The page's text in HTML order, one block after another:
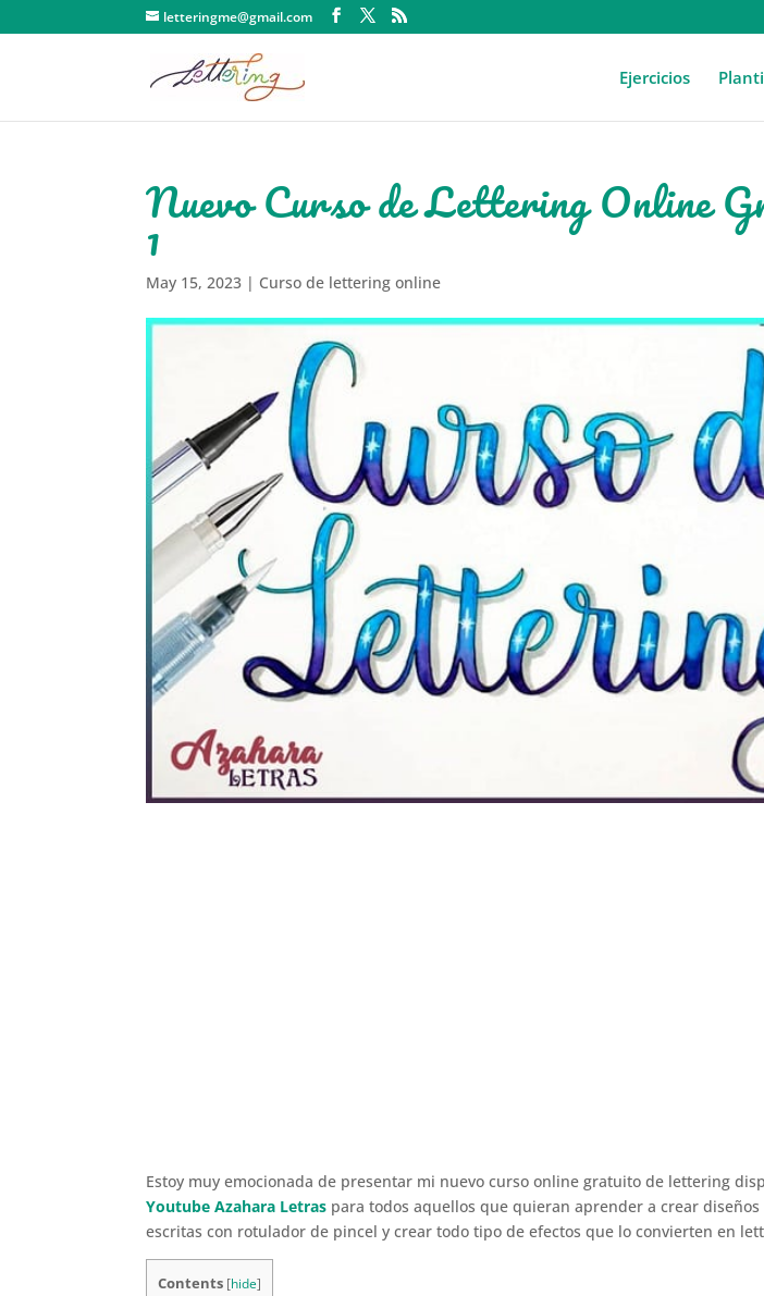
letteringme@gmail.com
Ejercicios
Nuevo Curso de Lettering Online
1
May 15, 2023 | Curso de lettering online
Estoy muy emocionada de presentar mi nuevo curso online gratuito de lettering
Youtube Azahara Letras para todos aquellos que quieran aprender a crear
escritas con rotulador de pincel y crear todo tipo de efectos que lo convierten en
Contents [hide]